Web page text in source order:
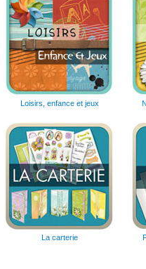
Loisirs, enfance et jeux
La carterie